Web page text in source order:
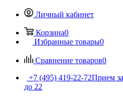
Личный кабинет
Корзина0
Избранные товары0
Сравнение товаров0
+7 (495) 419-22-72Прием
до 22